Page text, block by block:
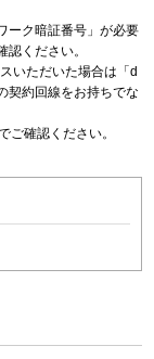
ーク暗証番号」が必要
認ください。
いただいた場合は「d
契約回線をお持ちでな
ご確認ください。